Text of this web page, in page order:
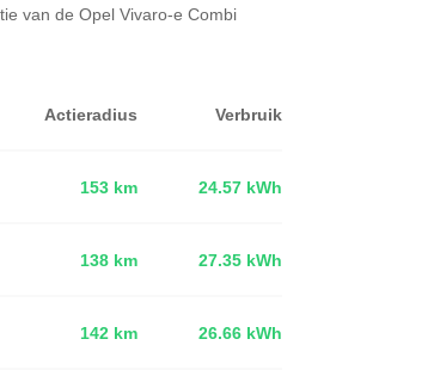
van de Opel Vivaro-e Combi
Actieradius Verbruik
153 km 24.57 kWh
138 km 27.35 kWh
142 km 26.66 kWh